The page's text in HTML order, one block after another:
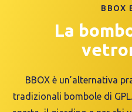
BBOX
La
BBOX è un’alternativa
tradizionali bombole di